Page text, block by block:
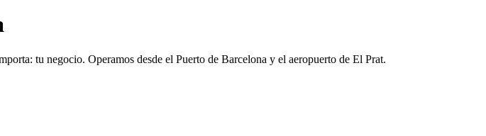
tu negocio. Operamos desde el Puerto de Barcelona y el aeropuerto de El Prat.